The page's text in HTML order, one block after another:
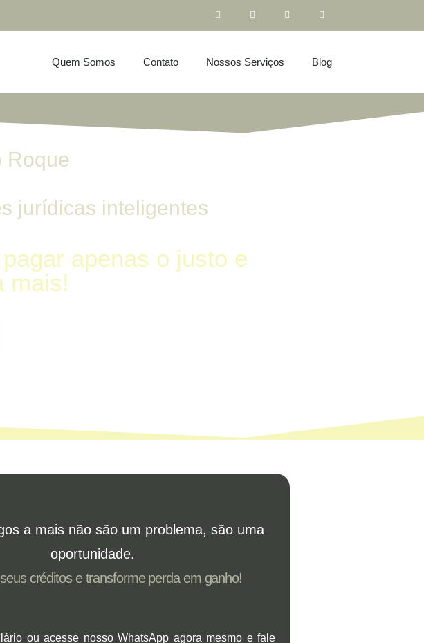
Quem Somos Contato Nossos Serviços Blog
Roque
jurídicas inteligentes
apenas o justo e
mais!
a mais não são um problema, são uma
oportunidade.
créditos e transforme perda em ganho!
ou acesse nosso WhatsApp agora mesmo e fale